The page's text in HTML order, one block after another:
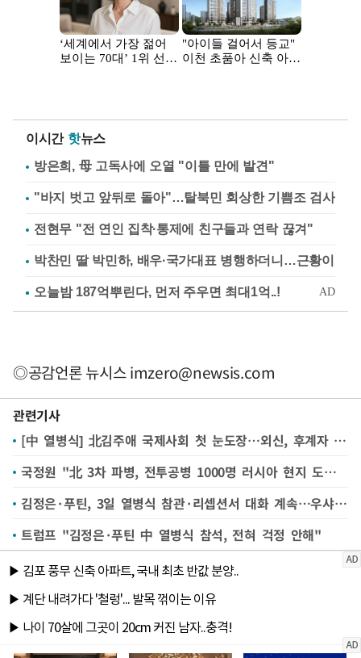
이시간 핫뉴스
방은희, 母 고독사에 오열 "이틀 만에 발견"
"바지 벗고 앞뒤로 돌아"…탈북민 회상한 기쁨조 검사
전현무 "전 연인 집착·통제에 친구들과 연락 끊겨"
박찬민 딸 박민하, 배우·국가대표 병행하더니…근황이
◎공감언론 뉴시스imzero@newsis.com
관련기사
[中 열병식] 北김주애 국제사회 첫 눈도장…외신, 후계자 신고식 주목
국정원 "北 3차 파병, 전투공병 1000명 러시아 현지 도착…전사자 2000여명 추산"
김정은·푸틴, 3일 열병식 참관·리셉션서 대화 계속…우샤노프 보좌관
트럼프 "김정은·푸틴 中 열병식 참석, 전혀 걱정 안해"